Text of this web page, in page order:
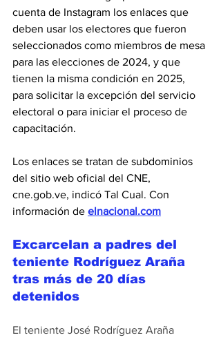
cuenta de Instagram los enlaces que
deben usar los electores que fueron
seleccionados como miembros de mesa
para las elecciones de 2024, y que
tienen la misma condición en 2025,
para solicitar la excepción del servicio
electoral o para iniciar el proceso de
capacitación.
Los enlaces se tratan de subdominios
del sitio web oficial del CNE,
cne.gob.ve, indicó Tal Cual. Con
información de elnacional.com
Excarcelan a padres del
teniente Rodríguez Araña
tras más de 20 días
detenidos
El teniente José Rodríguez Araña